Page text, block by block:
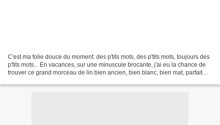
C'est ma folie douce du moment: des p'tits mots, des p'tits mots, toujours des
p'tits mots... En vacances, sur une minuscule brocante, j'ai eu la chance de
trouver ce grand morceau de lin bien ancien, bien blanc, bien mat, parfait